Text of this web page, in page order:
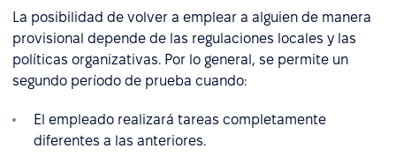
La posibilidad de volver a emplear a alguien de manera
provisional depende de las regulaciones locales y las
políticas organizativas. Por lo general, se permite un
segundo período de prueba cuando:
El empleado realizará tareas completamente
diferentes a las anteriores.